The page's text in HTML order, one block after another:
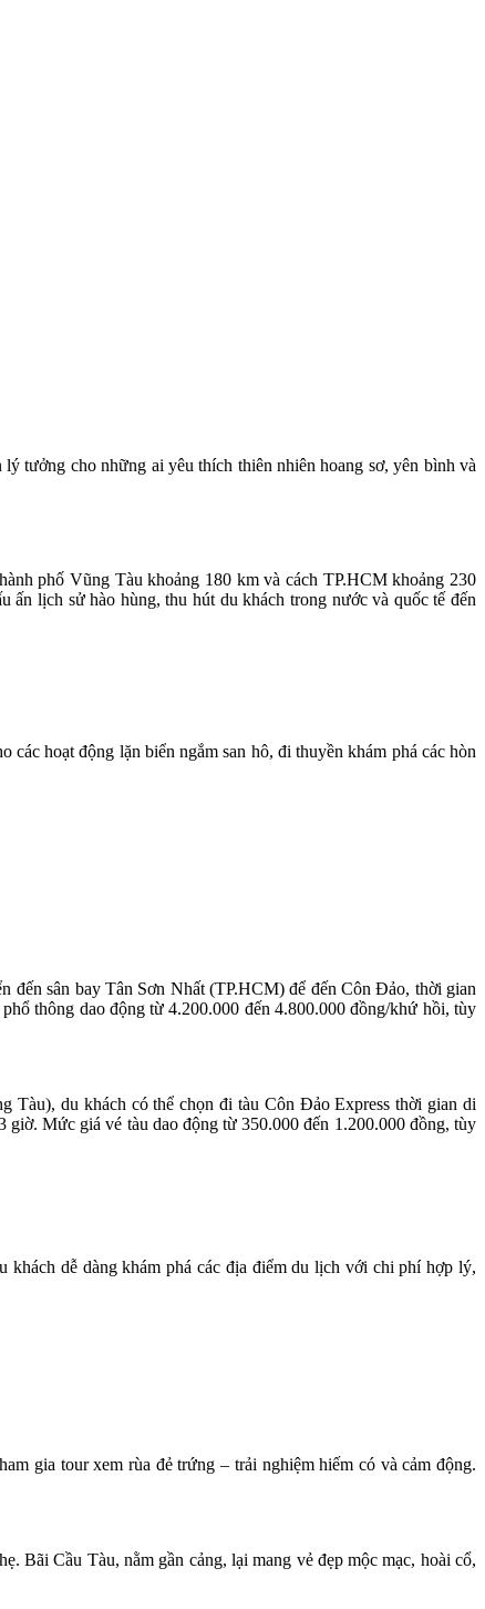
tưởng cho những ai yêu thích thiên nhiên hoang sơ, yên bình và
phố Vũng Tàu khoảng 180 km và cách TP.HCM khoảng 230
lịch sử hào hùng, thu hút du khách trong nước và quốc tế đến
hoạt động lặn biển ngắm san hô, đi thuyền khám phá các hòn
đến sân bay Tân Sơn Nhất (TP.HCM) để đến Côn Đảo, thời gian
thông dao động từ 4.200.000 đến 4.800.000 đồng/khứ hồi, tùy
Tàu), du khách có thể chọn đi tàu Côn Đảo Express thời gian di
Mức giá vé tàu dao động từ 350.000 đến 1.200.000 đồng, tùy
dễ dàng khám phá các địa điểm du lịch với chi phí hợp lý,
gia tour xem rùa đẻ trứng – trải nghiệm hiếm có và cảm động.
Bãi Cầu Tàu, nằm gần cảng, lại mang vẻ đẹp mộc mạc, hoài cổ,